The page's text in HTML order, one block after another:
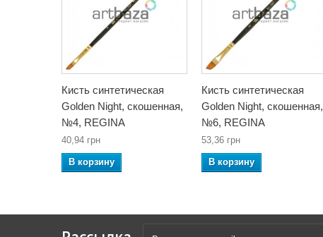
Кисть синтетическая
Golden Night, скошенная,
№4, REGINA
40,94 грн
В корзину
Кисть синтетическая
Golden Night, скошенная,
№6, REGINA
53,36 грн
В корзину